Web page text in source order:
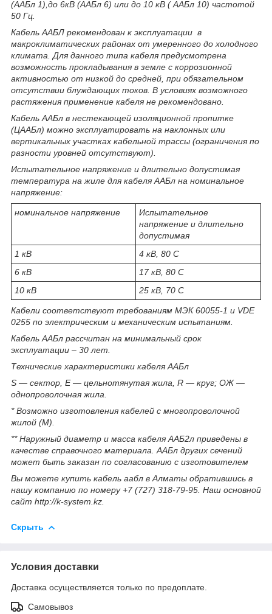
(ААБл 1),до 6кВ (ААБл 6) или до 10 кВ ( ААБл 10) частотой
50 Гц.
Кабель ААБЛ рекомендован к эксплуатации в
макроклиматических районах от умеренного до холодного
климата. Для данного типа кабеля предусмотрена
возможность прокладывания в земле с коррозионной
активностью от низкой до средней, при обязательном
отсутствии блуждающих токов. В условиях возможного
растяжения применение кабеля не рекомендовано.
Кабель ААБл в нестекающей изоляционной пропитке
(ЦААБл) можно эксплуатировать на наклонных или
вертикальных участках кабельной трассы (ограничения по
разности уровней отсутствуют).
Испытательное напряжение и длительно допустимая
температура на жиле для кабеля ААБл на номинальное
напряжение:
номинальное напряжение
Испытательное
напряжение и длительно
допустимая
1 кВ
4 кВ, 80 С
6 кВ
17 кВ, 80 С
10 кВ
25 кВ, 70 С
Кабели соответствуют требованиям МЭК 60055-1 и VDE
0255 по электрическим и механическим испытаниям.
Кабель ААБл рассчитан на минимальный срок
эксплуатации – 30 лет.
Технические характеристики кабеля ААБл
S — сектор, E — цельнотянутая жила, R — круг; ОЖ —
однопроволочная жила.
* Возможно изготовления кабелей с многопроволочной
жилой (М).
** Наружный диаметр и масса кабеля ААБ2л приведены в
качестве справочного материала. ААБл других сечений
может быть заказан по согласованию с изготовителем
Вы можете купить кабель аабл в Алматы обратившись в
нашу компанию по номеру +7 (727) 318-79-95. Наш основной
сайт http://k-system.kz.
Скрыть
Условия доставки
Доставка осуществляется только по предоплате.
Самовывоз